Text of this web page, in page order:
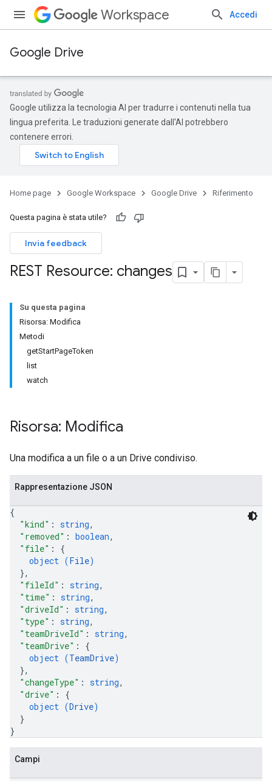
Workspace Accedi
Google Drive
Google utilizza la tecnologia AI per tradurre i contenuti nella tua
lingua preferita. Le traduzioni generate dall'AI potrebbero
contenere errori.
Home page Google Workspace Google Drive Riferimento
Questa pagina è stata utile?
Invia feedback
REST Resource: changes
Su questa pagina
Risorsa: Modifica
Metodi
getStartPageToken
list
watch
Risorsa: Modifica
Una modifica a un file o a un Drive condiviso.
Rappresentazione JSON
{
"kind" : string,
"removed" : boolean,
"file" : {
object (File)
},
"fileId" : string,
"time" : string,
"driveId" : string,
"type" : string,
"teamDriveId" : string,
"teamDrive" : {
object (TeamDrive)
},
"changeType" : string,
"drive" : {
object (Drive)
}
}
Campi